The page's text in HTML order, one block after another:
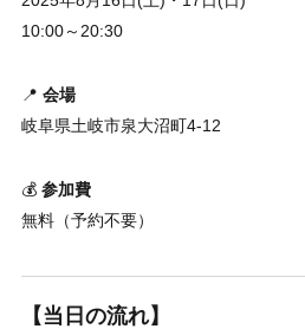
10:00～20:30
📍 会場
岐阜県土岐市泉大沼町4-12
💰 参加費
無料（予約不要）
【当日の流れ】